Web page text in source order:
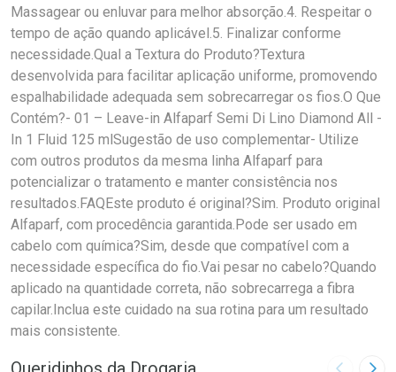
Massagear ou enluvar para melhor absorção.4. Respeitar o
tempo de ação quando aplicável.5. Finalizar conforme
necessidade.Qual a Textura do Produto?Textura
desenvolvida para facilitar aplicação uniforme, promovendo
espalhabilidade adequada sem sobrecarregar os fios.O Que
Contém?- 01 – Leave-in Alfaparf Semi Di Lino Diamond All -
In 1 Fluid 125 mlSugestão de uso complementar- Utilize
com outros produtos da mesma linha Alfaparf para
potencializar o tratamento e manter consistência nos
resultados.FAQEste produto é original?Sim. Produto original
Alfaparf, com procedência garantida.Pode ser usado em
cabelo com química?Sim, desde que compatível com a
necessidade específica do fio.Vai pesar no cabelo?Quando
aplicado na quantidade correta, não sobrecarrega a fibra
capilar.Inclua este cuidado na sua rotina para um resultado
mais consistente.